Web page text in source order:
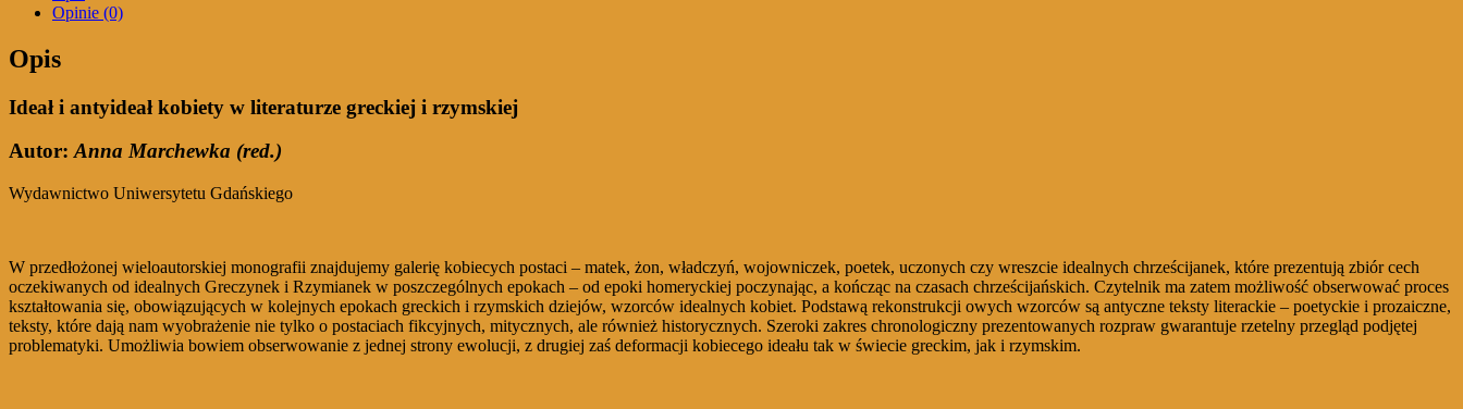
Opinie (0)
Opis
Ideał i antyideał kobiety w literaturze greckiej i rzymskiej
Autor:Anna Marchewka (red.)
Wydawnictwo Uniwersytetu Gdańskiego
W przedłożonej wieloautorskiej monografii znajdujemy galerię kobiecych postaci – matek, żon, władczyń, wojowniczek, poetek, uczonych czy wreszcie idealnych chrześcijanek, które prezentują zbiór cech
oczekiwanych od idealnych Greczynek i Rzymianek w poszczególnych epokach – od epoki homeryckiej poczynając, a kończąc na czasach chrześcijańskich. Czytelnik ma zatem możliwość obserwować proces
kształtowania się, obowiązujących w kolejnych epokach greckich i rzymskich dziejów, wzorców idealnych kobiet. Podstawą rekonstrukcji owych wzorców są antyczne teksty literackie – poetyckie i prozaiczne,
teksty, które dają nam wyobrażenie nie tylko o postaciach fikcyjnych, mitycznych, ale również historycznych. Szeroki zakres chronologiczny prezentowanych rozpraw gwarantuje rzetelny przegląd podjętej
problematyki. Umożliwia bowiem obserwowanie z jednej strony ewolucji, z drugiej zaś deformacji kobiecego ideału tak w świecie greckim, jak i rzymskim.